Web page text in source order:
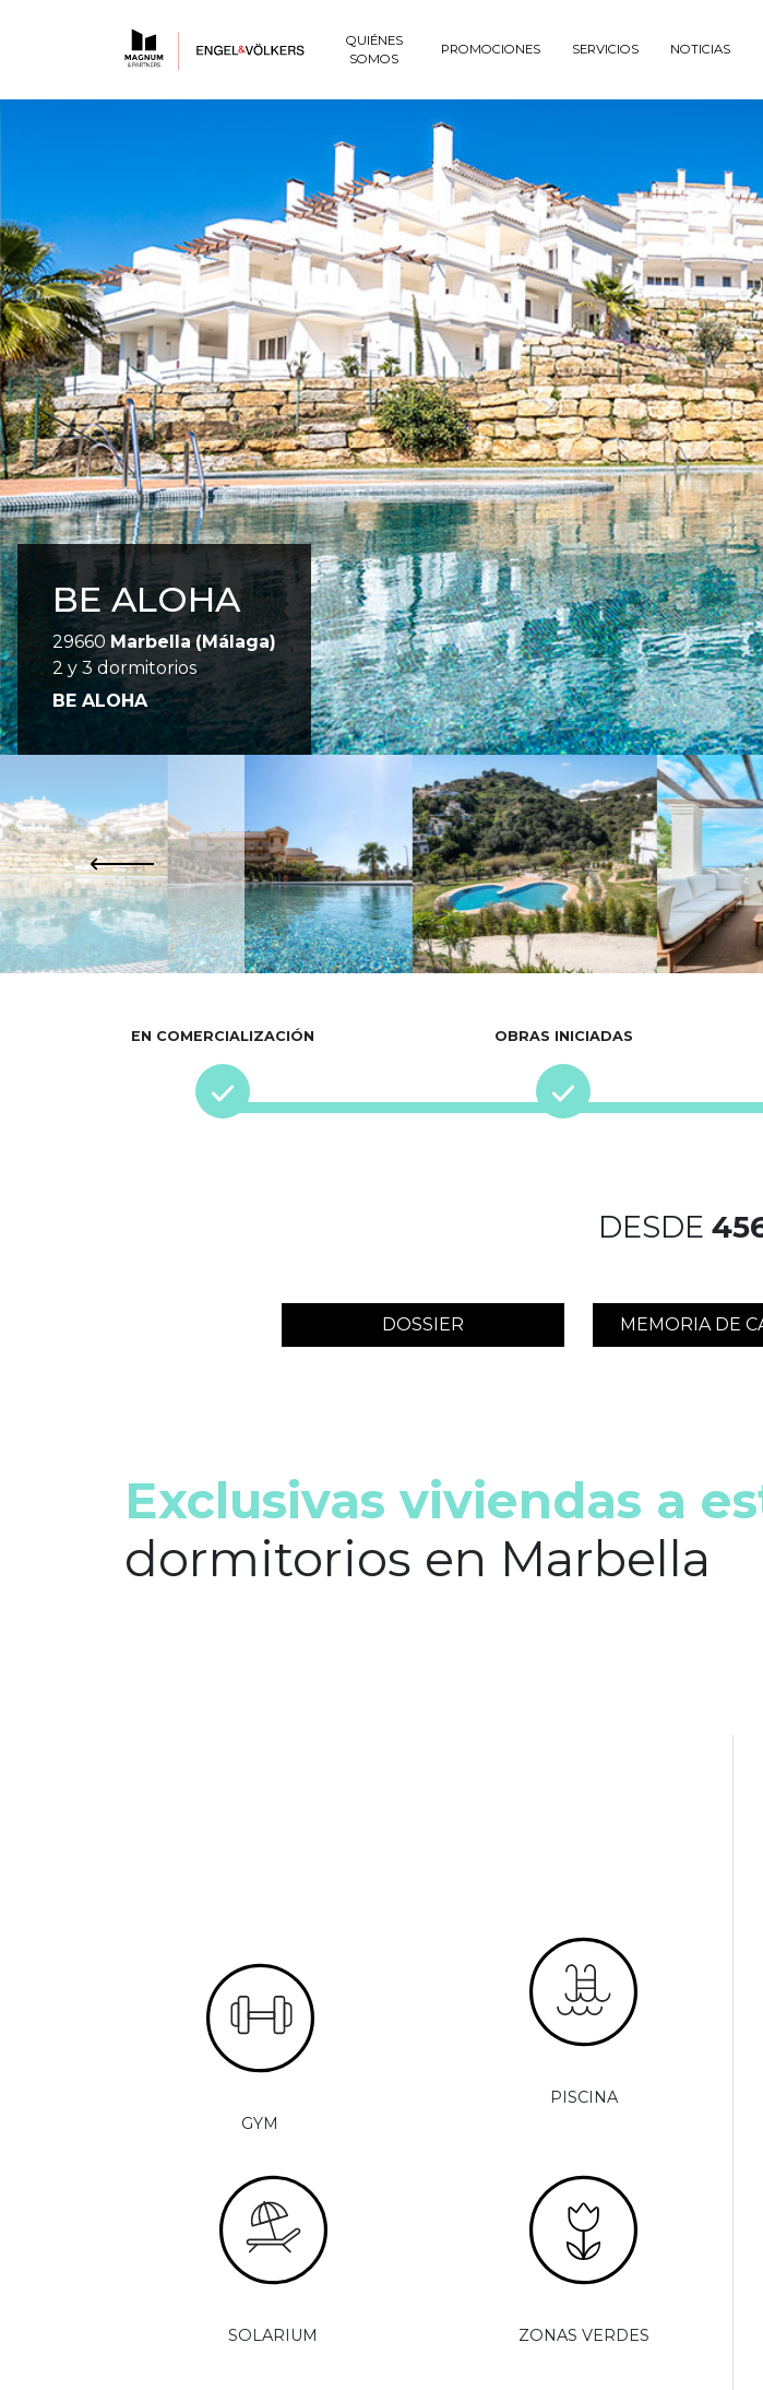
QUIÉNES
SOMOS
PROMOCIONES SERVICIOS NOTICIAS
BE ALOHA
29660 Marbella (Málaga)
2 y 3 dormitorios
BE ALOHA
EN COMERCIALIZACIÓN OBRAS INICIADAS
DESDE
DOSSIER MEMORIA DE
Exclusivas viviendas a
dormitorios en Marbella
GYM
PISCINA
SOLARIUM ZONAS VERDES